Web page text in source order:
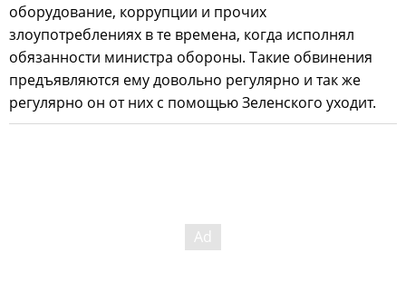
оборудование, коррупции и прочих
злоупотреблениях в те времена, когда исполнял
обязанности министра обороны. Такие обвинения
предъявляются ему довольно регулярно и так же
регулярно он от них с помощью Зеленского уходит.